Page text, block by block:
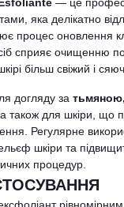
яка делікатно
процес оновлення
сприяє очищенню
більш свіжий і
догляду за
, а також для шкіри, що
Регулярне
шкіри та
процедур.